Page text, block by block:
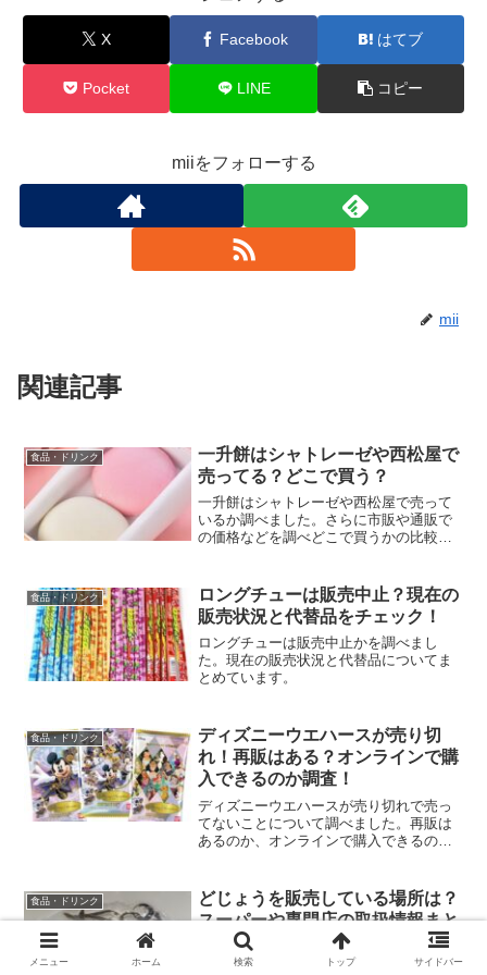
X Facebook はてブ
Pocket LINE コピー
miiをフォローする
mii
関連記事
食品・ドリンク
一升餅はシャトレーゼや西松屋で
売ってる？どこで買う？
一升餅はシャトレーゼや西松屋で売って
いるか調べました。さらに市販や通販で
の価格などを調べどこで買うかの比較を
食品・ドリンク
ロングチューは販売中止？現在の
販売状況と代替品をチェック！
ロングチューは販売中止かを調べまし
た。現在の販売状況と代替品についてま
とめています。
食品・ドリンク
ディズニーウエハースが売り切
れ！再販はある？オンラインで購
入できるのか調査！
ディズニーウエハースが売り切れで売っ
てないことについて調べました。再販は
あるのか、オンラインで購入できるのか
食品・ドリンク
どじょうを販売している場所は？
スーパーや専門店の取扱情報まと
どじょうを販売している場所について調
メニュー ホーム 検索 トップ サイドバー